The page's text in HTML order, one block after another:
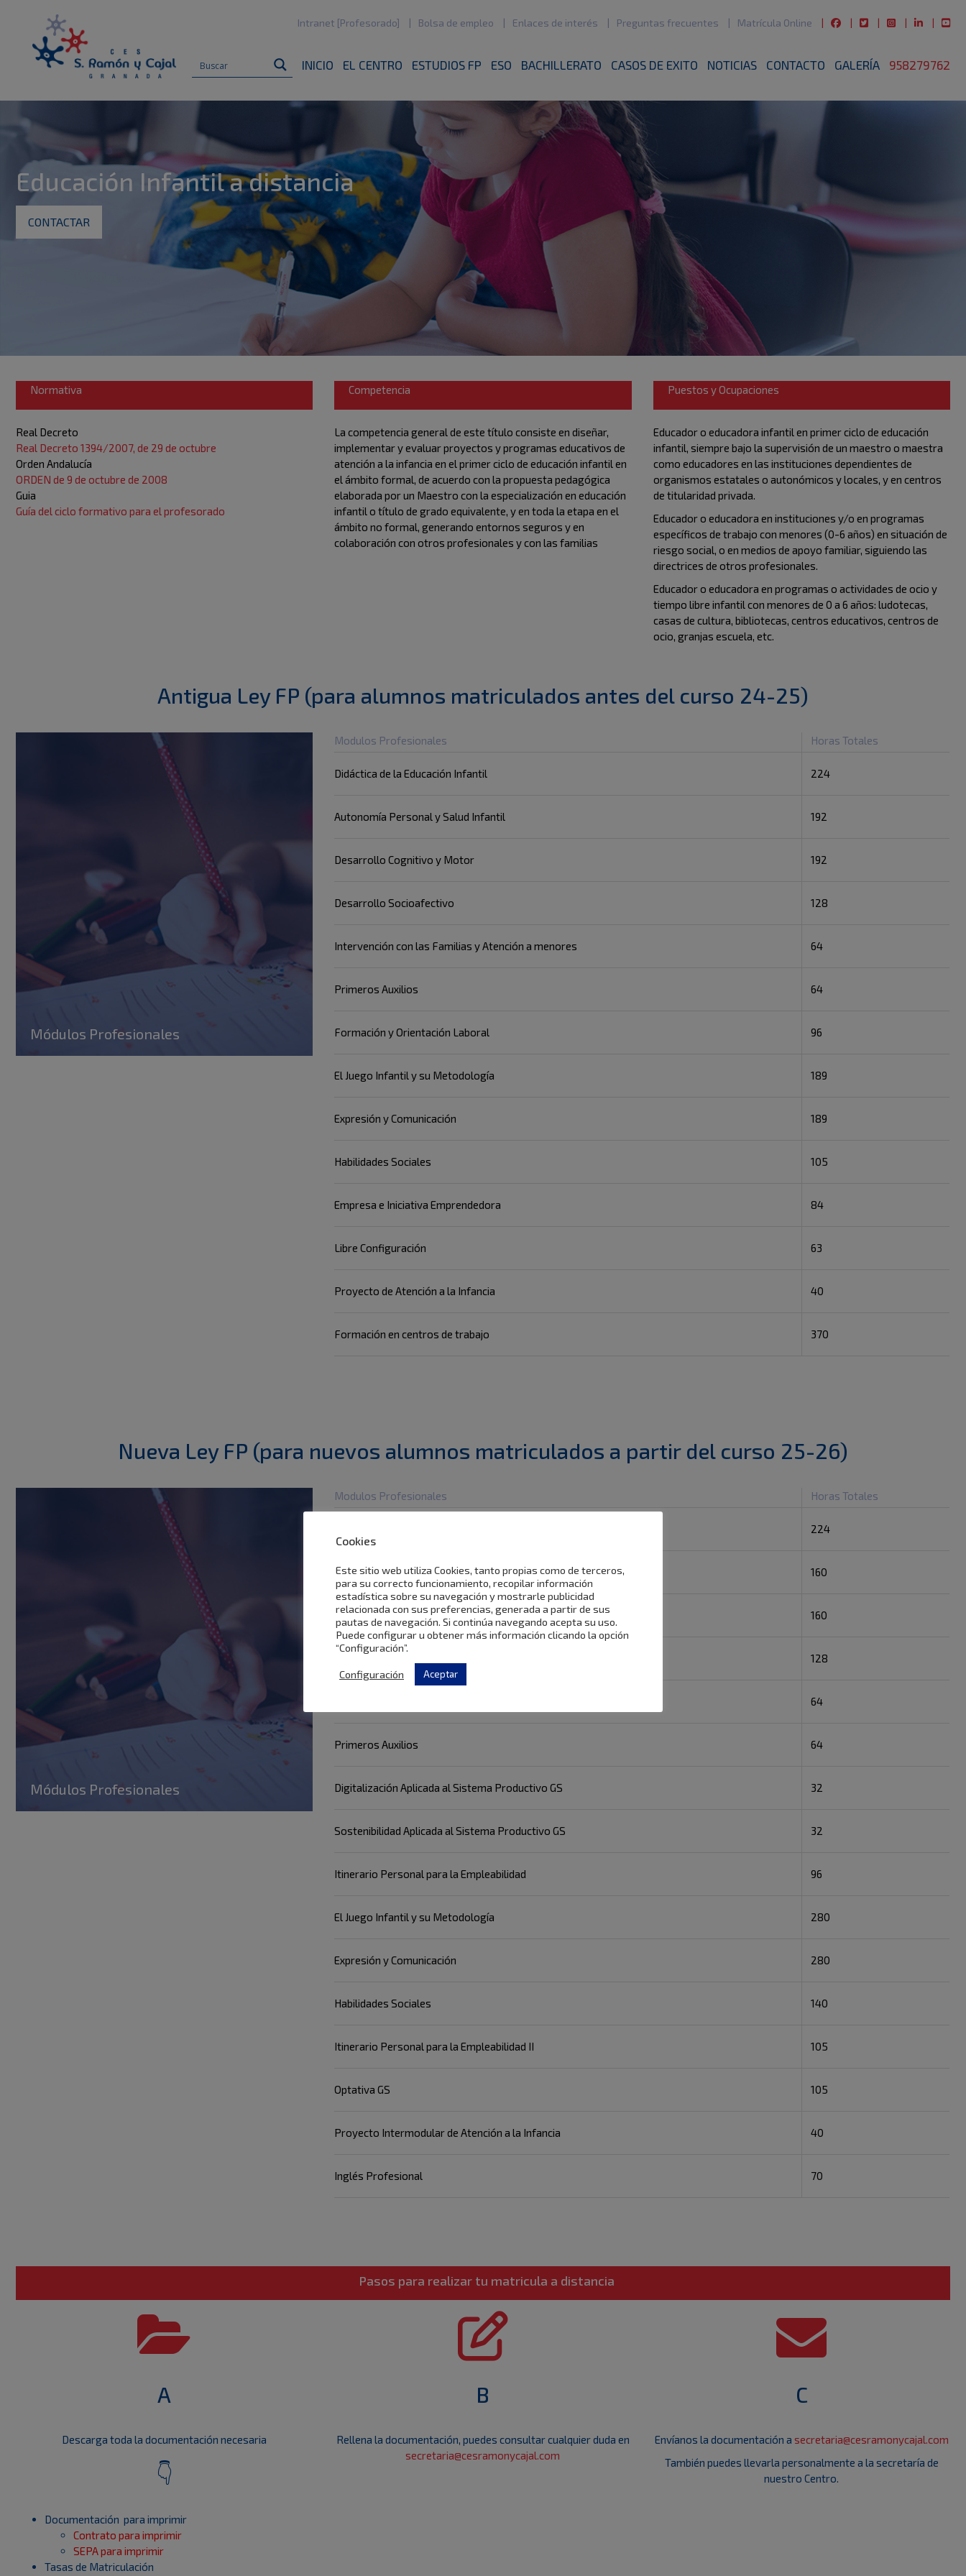
Intranet [Profesorado] Bolsa de empleo Enlaces de interés Preguntas frecuentes Matrícula Online
INICIO EL CENTRO ESTUDIOS FP ESO BACHILLERATO CASOS DE EXITO NOTICIAS CONTACTO GALERÍA 958279762
Educación Infantil a distancia
CONTACTAR
Normativa
Real Decreto
Real Decreto 1394/2007, de 29 de octubre
Orden Andalucía
ORDEN de 9 de octubre de 2008
Guia
Guía del ciclo formativo para el profesorado
Competencia
La competencia general de este título consiste en diseñar,
implementar y evaluar proyectos y programas educativos de
atención a la infancia en el primer ciclo de educación infantil en
el ámbito formal, de acuerdo con la propuesta pedagógica
elaborada por un Maestro con la especialización en educación
infantil o título de grado equivalente, y en toda la etapa en el
ámbito no formal, generando entornos seguros y en
colaboración con otros profesionales y con las familias
Puestos y Ocupaciones
Educador o educadora infantil en primer ciclo de educación
infantil, siempre bajo la supervisión de un maestro o maestra
como educadores en las instituciones dependientes de
organismos estatales o autonómicos y locales, y en centros
de titularidad privada.
Educador o educadora en instituciones y/o en programas
específicos de trabajo con menores (0-6 años) en situación de
riesgo social, o en medios de apoyo familiar, siguiendo las
directrices de otros profesionales.
Educador o educadora en programas o actividades de ocio y
tiempo libre infantil con menores de 0 a 6 años: ludotecas,
casas de cultura, bibliotecas, centros educativos, centros de
ocio, granjas escuela, etc.
Antigua Ley FP (para alumnos matriculados antes del curso 24-25)
Módulos Profesionales
Modulos Profesionales Horas Totales
Didáctica de la Educación Infantil 224
Autonomía Personal y Salud Infantil 192
Desarrollo Cognitivo y Motor 192
Desarrollo Socioafectivo 128
Intervención con las Familias y Atención a menores 64
Primeros Auxilios 64
Formación y Orientación Laboral 96
El Juego Infantil y su Metodología 189
Expresión y Comunicación 189
Habilidades Sociales 105
Empresa e Iniciativa Emprendedora 84
Libre Configuración 63
Proyecto de Atención a la Infancia 40
Formación en centros de trabajo 370
Nueva Ley FP (para nuevos alumnos matriculados a partir del curso 25-26)
Módulos Profesionales
Modulos Profesionales Horas Totales
224
Autonomía Personal y Salud Infantil 160
Desarrollo Cognitivo y Motor 160
Desarrollo Socioafectivo 128
64
Primeros Auxilios 64
Digitalización Aplicada al Sistema Productivo GS 32
Sostenibilidad Aplicada al Sistema Productivo GS 32
Itinerario Personal para la Empleabilidad 96
El Juego Infantil y su Metodología 280
Expresión y Comunicación 280
Habilidades Sociales 140
Itinerario Personal para la Empleabilidad II 105
Optativa GS 105
Proyecto Intermodular de Atención a la Infancia 40
Inglés Profesional 70
Pasos para realizar tu matricula a distancia
A
Descarga toda la documentación necesaria
👇
B
Rellena la documentación, puedes consultar cualquier duda en
secretaria@cesramonycajal.com
C
Envíanos la documentación a secretaria@cesramonycajal.com
También puedes llevarla personalmente a la secretaría de
nuestro Centro.
Documentación para imprimir
Contrato para imprimir
SEPA para imprimir
Tasas de Matriculación
Cookies
Este sitio web utiliza Cookies, tanto propias como de terceros,
para su correcto funcionamiento, recopilar información
estadística sobre su navegación y mostrarle publicidad
relacionada con sus preferencias, generada a partir de sus
pautas de navegación. Si continúa navegando acepta su uso.
Puede configurar u obtener más información clicando la opción
“Configuración”.
Configuración Aceptar